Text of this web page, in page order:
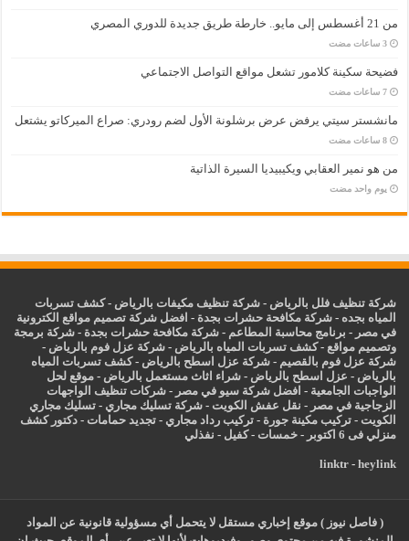
من 21 أغسطس إلى مايو.. خارطة طريق جديدة للدوري المصري
‏3 ساعات مضت
فضيحة سكينة كلامور تشعل مواقع التواصل الاجتماعي
‏7 ساعات مضت
مانشستر سيتي يرفض عرض برشلونة الأول لضم رودري: صراع الميركاتو يشتعل
‏8 ساعات مضت
من هو نمير العقابي ويكيبيديا السيرة الذاتية
‏يوم واحد مضت
شركة تنظيف فلل بالرياض -شركة تنظيف مكيفات بالرياض -كشف تسربات
المياه بجده -شركة مكافحة حشرات بجدة - افضل شركة تصميم مواقع الكترونية
في مصر - برنامج محاسبة المطاعم -شركة مكافحة حشرات بجدة -شركة برمجة
وتصميم مواقع -كشف تسربات المياه بالرياض -شركة عزل فوم بالرياض -
شركة عزل فوم بالقصيم -شركة عزل اسطح بالرياض -كشف تسربات المياه
بالرياض - عزل اسطح بالرياض -شراء اثاث مستعمل بالرياض - موقع لحل
الواجبات الجامعية - افضل شركة سيو في مصر -شركات تنظيف الواجهات
الزجاجية في مصر - نقل عفش الكويت -شركة تسليك مجاري -تسليك مجاري
الكويت -تركيب مكينة جورة -تركيب رداد مجاري -تجديد حمامات -دكتور كشف
منزلي فى 6 اكتوبر
-خمسات -كفيل - نفذلي
linktr- heylink
( فاصل نيوز ) موقع إخباري مستقل لا يتحمل أي مسؤولية قانونية عن المواد